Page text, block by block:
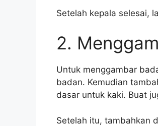
Setelah kepala selesai,
2.
Untuk menggambar
badan. Kemudian
dasar untuk kaki. Buat
Setelah itu, tambahkan